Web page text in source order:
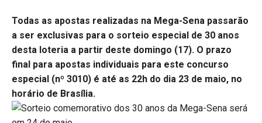
Todas as apostas realizadas na Mega-Sena passarão
a ser exclusivas para o sorteio especial de 30 anos
desta loteria a partir deste domingo (17). O prazo
final para apostas individuais para este concurso
especial (nº 3010) é até as 22h do dia 23 de maio, no
horário de Brasília.